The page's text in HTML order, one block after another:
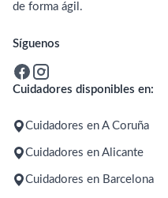
de forma ágil.
Síguenos
Cuidadores disponibles en:
Cuidadores en A Coruña
Cuidadores en Alicante
Cuidadores en Barcelona